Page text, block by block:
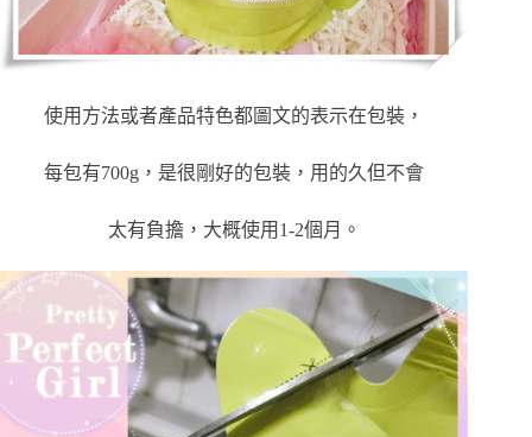
使用方法或者產品特色都圖文的表示在包裝，
每包有700g，是很剛好的包裝，用的久但不會
太有負擔，大概使用1-2個月。